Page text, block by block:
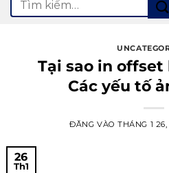
kiếm:
Tại sao in
Các yếu tố
ĐĂNG VÀOTHÁNG 1
26
Th1